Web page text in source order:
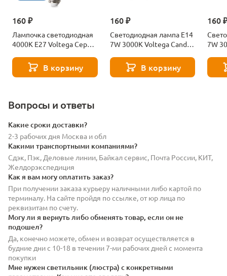
160 ₽
Лампочка светодиодная
4000К Е27 Voltega Серия
В корзину
160 ₽
Светодиодная лампа E14
7W 3000K Voltega Candle
В корзину
160
7W
Вопросы и ответы
Какие сроки доставки?
2-3 рабочих дня Москва и обл
Какими транспортными компаниями?
Сдэк, Пэк, Деловые линии, Байкал сервис, Почта России, КИТ,
Желдорэкспедиция
Как я вам могу оплатить заказ?
При получении заказа курьеру наличными либо картой по
терминалу. На сайте пройдя по ссылке, от юр лица по
реквизитам по счету.
Могу ли я вернуть либо обменять товар, если он не
подошел?
Да, конечно можете, обмен и возврат осуществляется в
будние дни с 10-18 в течении 7-ми рабочих дней с момента
покупки
Мне нужен светильник (люстра) с конкретными